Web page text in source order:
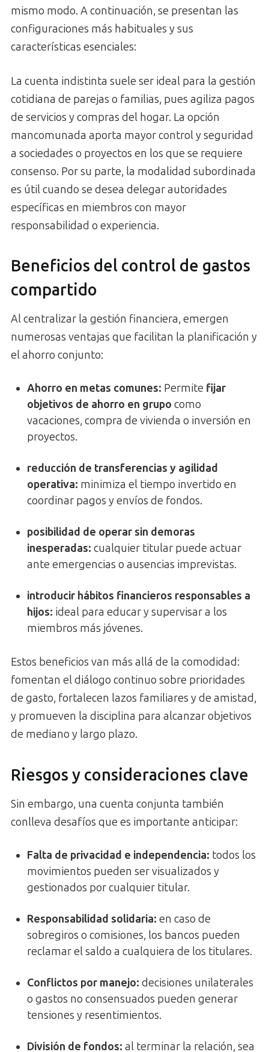
mismo modo. A continuación, se presentan las
configuraciones más habituales y sus
características esenciales:
La cuenta indistinta suele ser ideal para la gestión
cotidiana de parejas o familias, pues agiliza pagos
de servicios y compras del hogar. La opción
mancomunada aporta mayor control y seguridad
a sociedades o proyectos en los que se requiere
consenso. Por su parte, la modalidad subordinada
es útil cuando se desea delegar autoridades
específicas en miembros con mayor
responsabilidad o experiencia.
Beneficios del control de gastos
compartido
Al centralizar la gestión financiera, emergen
numerosas ventajas que facilitan la planificación y
el ahorro conjunto:
Ahorro en metas comunes: Permite fijar
objetivos de ahorro en grupo como
vacaciones, compra de vivienda o inversión en
proyectos.
reducción de transferencias y agilidad
operativa: minimiza el tiempo invertido en
coordinar pagos y envíos de fondos.
posibilidad de operar sin demoras
inesperadas: cualquier titular puede actuar
ante emergencias o ausencias imprevistas.
introducir hábitos financieros responsables a
hijos: ideal para educar y supervisar a los
miembros más jóvenes.
Estos beneficios van más allá de la comodidad:
fomentan el diálogo continuo sobre prioridades
de gasto, fortalecen lazos familiares y de amistad,
y promueven la disciplina para alcanzar objetivos
de mediano y largo plazo.
Riesgos y consideraciones clave
Sin embargo, una cuenta conjunta también
conlleva desafíos que es importante anticipar:
Falta de privacidad e independencia: todos los
movimientos pueden ser visualizados y
gestionados por cualquier titular.
Responsabilidad solidaria: en caso de
sobregiros o comisiones, los bancos pueden
reclamar el saldo a cualquiera de los titulares.
Conflictos por manejo: decisiones unilaterales
o gastos no consensuados pueden generar
tensiones y resentimientos.
División de fondos: al terminar la relación, sea